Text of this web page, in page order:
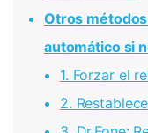
Otros
automático si
1. Forzar el
2.